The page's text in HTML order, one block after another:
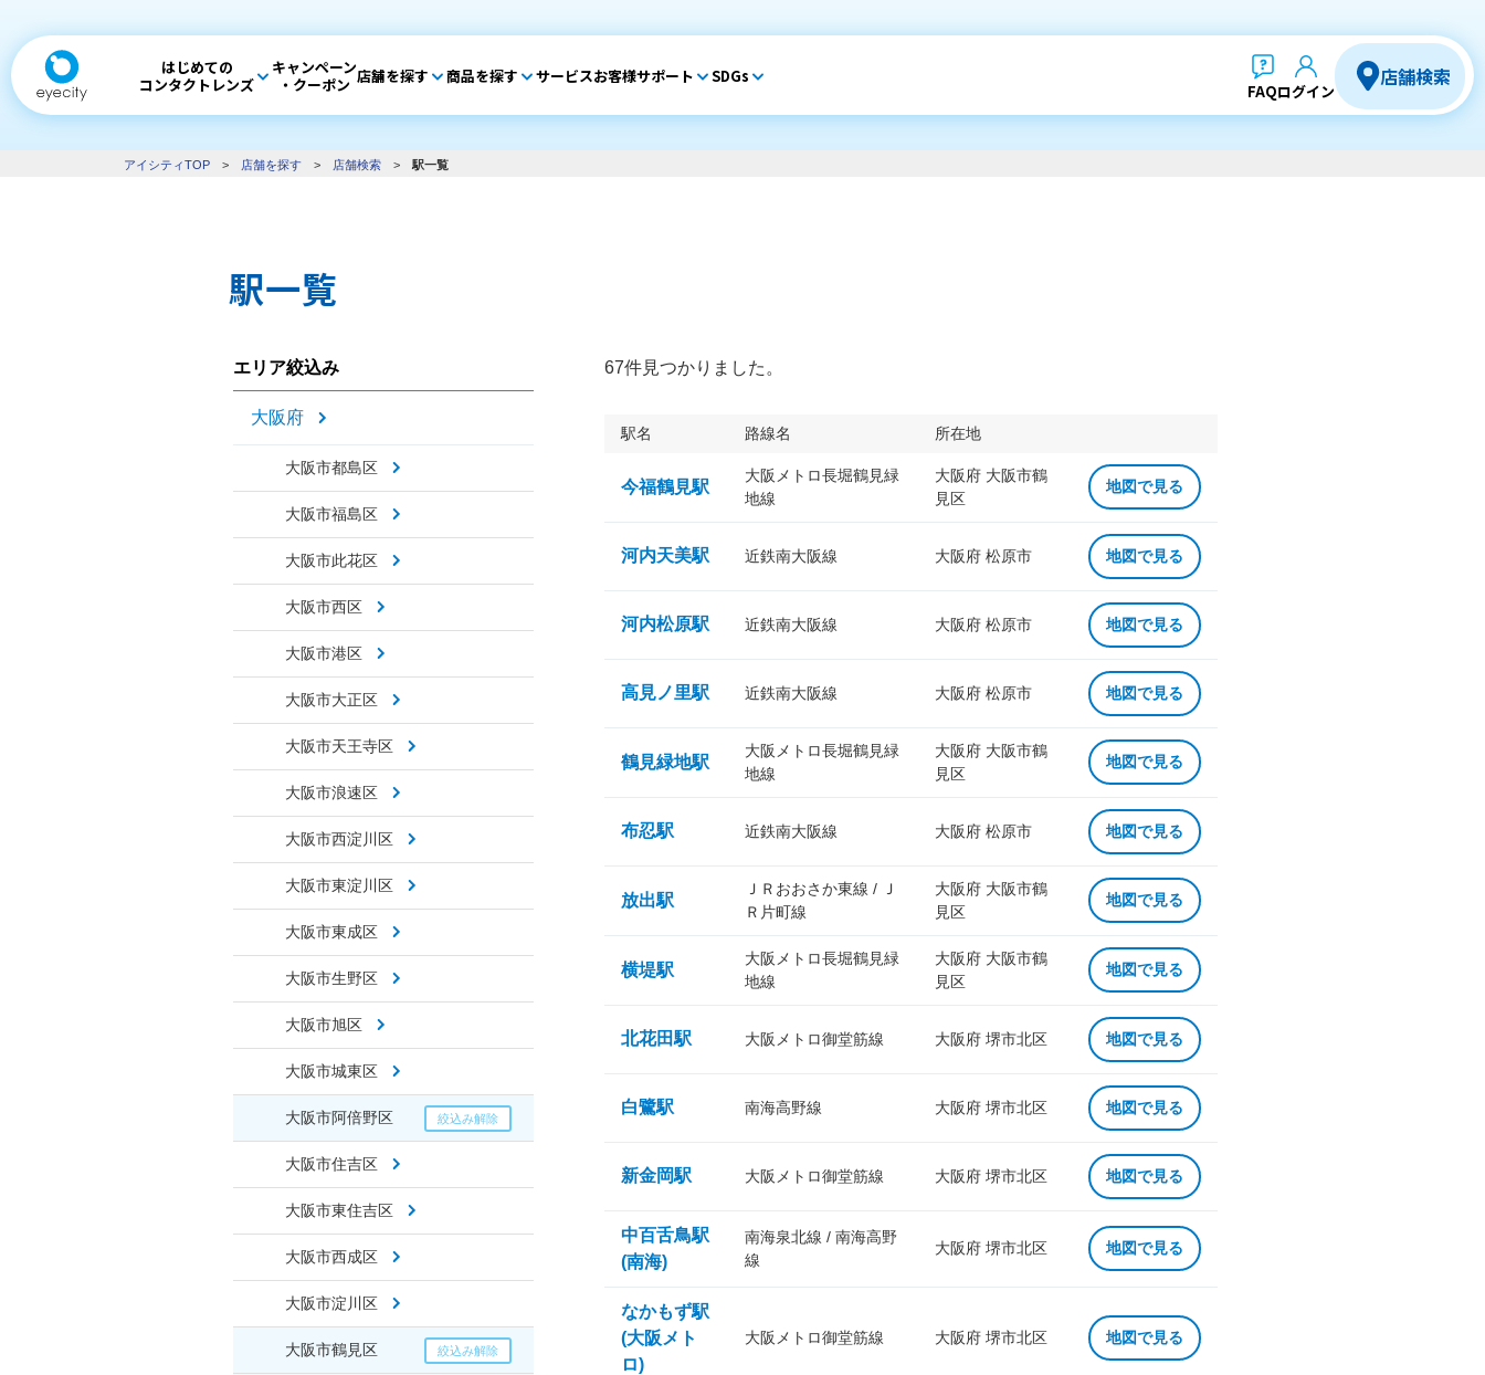
はじめての
コンタクトレンズ
キャンペーン
・クーポン 店舗を探す 商品を探す サービスお客様サポート SDGs
FAQログイン
店舗検索
アイシティTOP > 店舗を探す > 店舗検索 > 駅一覧
駅一覧
エリア絞込み
大阪府
大阪市都島区
大阪市福島区
大阪市此花区
大阪市西区
大阪市港区
大阪市大正区
大阪市天王寺区
大阪市浪速区
大阪市西淀川区
大阪市東淀川区
大阪市東成区
大阪市生野区
大阪市旭区
大阪市城東区
大阪市阿倍野区
大阪市住吉区
大阪市東住吉区
大阪市西成区
大阪市淀川区
大阪市鶴見区
67件見つかりました。
駅名 路線名 所在地
今福鶴見駅
大阪メトロ長堀鶴見緑
地線
大阪府 大阪市鶴
見区
地図で見る
河内天美駅 近鉄南大阪線 大阪府 松原市 地図で見る
河内松原駅 近鉄南大阪線 大阪府 松原市 地図で見る
高見ノ里駅 近鉄南大阪線 大阪府 松原市 地図で見る
鶴見緑地駅
大阪メトロ長堀鶴見緑
地線
大阪府 大阪市鶴
見区
地図で見る
布忍駅 近鉄南大阪線 大阪府 松原市 地図で見る
放出駅
ＪＲおおさか東線 / Ｊ
Ｒ片町線
大阪府 大阪市鶴
見区
地図で見る
横堤駅
大阪メトロ長堀鶴見緑
地線
大阪府 大阪市鶴
見区
地図で見る
北花田駅 大阪メトロ御堂筋線 大阪府 堺市北区 地図で見る
白鷺駅 南海高野線 大阪府 堺市北区 地図で見る
新金岡駅 大阪メトロ御堂筋線 大阪府 堺市北区 地図で見る
中百舌鳥駅
(南海)
南海泉北線 / 南海高野
線
大阪府 堺市北区 地図で見る
なかもず駅
(大阪メト
ロ)
大阪メトロ御堂筋線 大阪府 堺市北区 地図で見る